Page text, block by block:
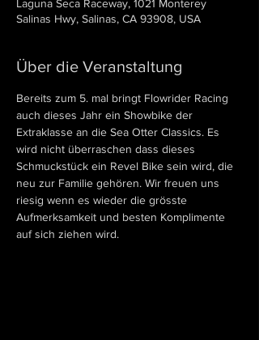
Laguna Seca Raceway, 1021 Monterey
Salinas Hwy, Salinas, CA 93908, USA
Über die Veranstaltung
Bereits zum 5. mal bringt Flowrider Racing
auch dieses Jahr ein Showbike der
Extraklasse an die Sea Otter Classics. Es
wird nicht überraschen dass dieses
Schmuckstück ein Revel Bike sein wird, die
neu zur Familie gehören. Wir freuen uns
riesig wenn es wieder die grösste
Aufmerksamkeit und besten Komplimente
auf sich ziehen wird.